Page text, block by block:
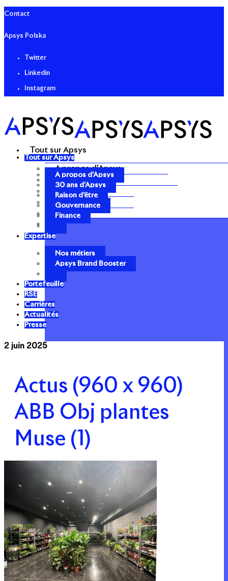
Contact
Apsys Polska
Twitter
Linkedin
Instagram
Tout sur Apsys
A propos d’Apsys
30 ans d’Apsys
Raison d’être
Gouvernance
Finance
Tout sur Apsys
A propos d’Apsys
30 ans d’Apsys
Raison d’être
Gouvernance
Finance
Expertise
Nos métiers
Apsys Brand Booster
Portefeuille
RSE
Carrières
Actualités
Presse
2 juin 2025
Actus (960 x 960)
ABB Obj plantes
Muse (1)